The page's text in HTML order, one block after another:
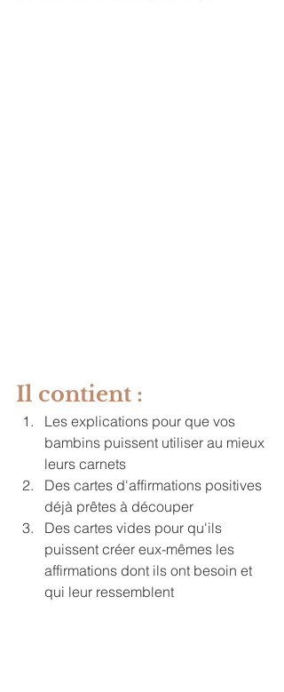
Il contient :
Les explications pour que vos
bambins puissent utiliser au mieux
leurs carnets
Des cartes d'affirmations positives
déjà prêtes à découper
Des cartes vides pour qu'ils
puissent créer eux-mêmes les
affirmations dont ils ont besoin et
qui leur ressemblent